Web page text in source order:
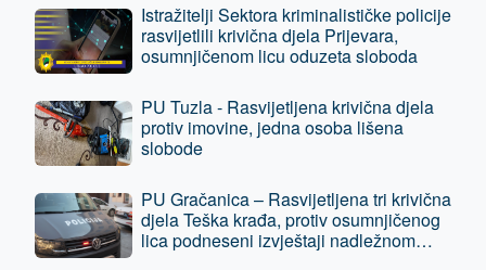
Istražitelji Sektora kriminalističke policije
rasvijetlili krivična djela Prijevara,
osumnjičenom licu oduzeta sloboda
PU Tuzla - Rasvijetljena krivična djela
protiv imovine, jedna osoba lišena
slobode
PU Gračanica – Rasvijetljena tri krivična
djela Teška krađa, protiv osumnjičenog
lica podneseni izvještaji nadležnom